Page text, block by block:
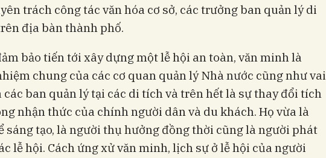
trách công tác văn hóa cơ sở, các trưởng ban quản lý di
địa bàn thành phố.
bảo tiến tới xây dựng một lễ hội an toàn, văn minh là
chung của các cơ quan quản lý Nhà nước cũng như vai
các ban quản lý tại các di tích và trên hết là sự thay đổi tích
nhận thức của chính người dân và du khách. Họ vừa là
sáng tạo, là người thụ hưởng đồng thời cũng là người phát
lễ hội. Cách ứng xử văn minh, lịch sự ở lễ hội của người